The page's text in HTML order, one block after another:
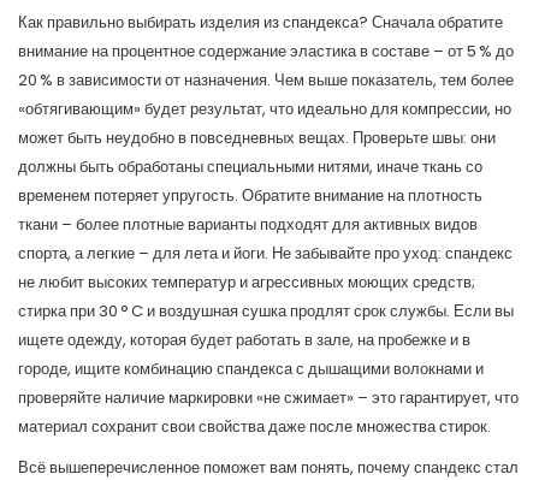
Как правильно выбирать изделия из спандекса? Сначала обратите
внимание на процентное содержание эластика в составе – от 5 % до
20 % в зависимости от назначения. Чем выше показатель, тем более
«обтягивающим» будет результат, что идеально для компрессии, но
может быть неудобно в повседневных вещах. Проверьте швы: они
должны быть обработаны специальными нитями, иначе ткань со
временем потеряет упругость. Обратите внимание на плотность
ткани – более плотные варианты подходят для активных видов
спорта, а легкие – для лета и йоги. Не забывайте про уход: спандекс
не любит высоких температур и агрессивных моющих средств;
стирка при 30 ° C и воздушная сушка продлят срок службы. Если вы
ищете одежду, которая будет работать в зале, на пробежке и в
городе, ищите комбинацию спандекса с дышащими волокнами и
проверяйте наличие маркировки «не сжимает» – это гарантирует, что
материал сохранит свои свойства даже после множества стирок.
Всё вышеперечисленное поможет вам понять, почему спандекс стал